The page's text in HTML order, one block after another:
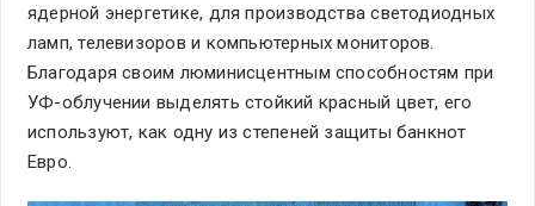
ядерной энергетике, для производства светодиодных
ламп, телевизоров и компьютерных мониторов.
Благодаря своим люминисцентным способностям при
УФ-облучении выделять стойкий красный цвет, его
используют, как одну из степеней защиты банкнот
Евро.